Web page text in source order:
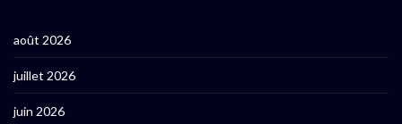
août 2026
juillet 2026
juin 2026